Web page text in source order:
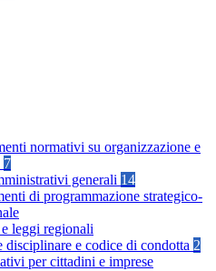
normativi su organizzazione e
7
generali 14
di programmazione strategico-
leggi regionali
disciplinare e codice di condotta 2
per cittadini e imprese